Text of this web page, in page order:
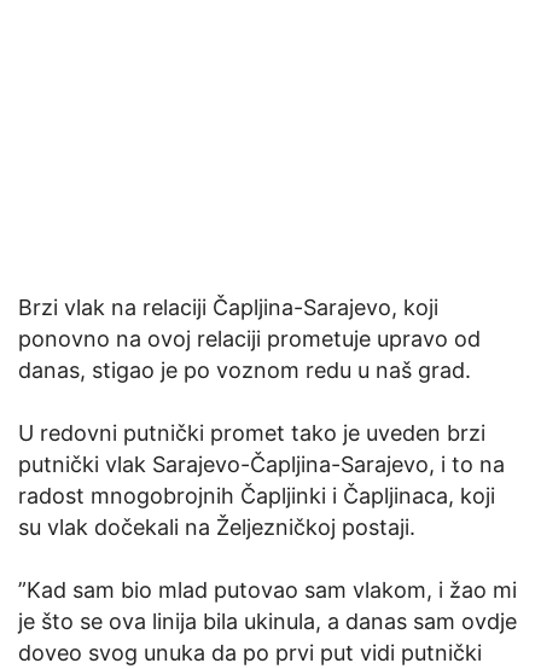
Brzi vlak na relaciji Čapljina-Sarajevo, koji
ponovno na ovoj relaciji prometuje upravo od
danas, stigao je po voznom redu u naš grad.
U redovni putnički promet tako je uveden brzi
putnički vlak Sarajevo-Čapljina-Sarajevo, i to na
radost mnogobrojnih Čapljinki i Čapljinaca, koji
su vlak dočekali na Željezničkoj postaji.
”Kad sam bio mlad putovao sam vlakom, i žao mi
je što se ova linija bila ukinula, a danas sam ovdje
doveo svog unuka da po prvi put vidi putnički